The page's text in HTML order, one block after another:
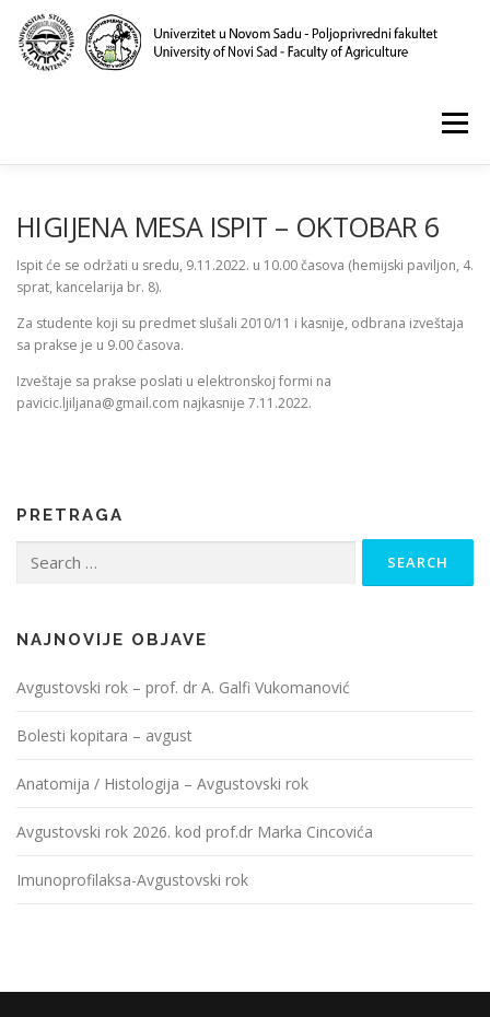
content
Menu
KLINIKA I LABORATORIJE
HIGIJENA MESA ISPIT – OKTOBAR 6
Ispit će se održati u sredu, 9.11.2022. u 10.00 časova (hemijski paviljon, 4.
sprat, kancelarija br. 8).
Za studente koji su predmet slušali 2010/11 i kasnije, odbrana izveštaja
sa prakse je u 9.00 časova.
Izveštaje sa prakse poslati u elektronskoj formi na
pavicic.ljiljana@gmail.com najkasnije 7.11.2022.
PRETRAGA
for:
NAJNOVIJE OBJAVE
Avgustovski rok – prof. dr A. Galfi Vukomanović
Bolesti kopitara – avgust
Anatomija / Histologija – Avgustovski rok
Avgustovski rok 2026. kod prof.dr Marka Cincovića
Imunoprofilaksa-Avgustovski rok